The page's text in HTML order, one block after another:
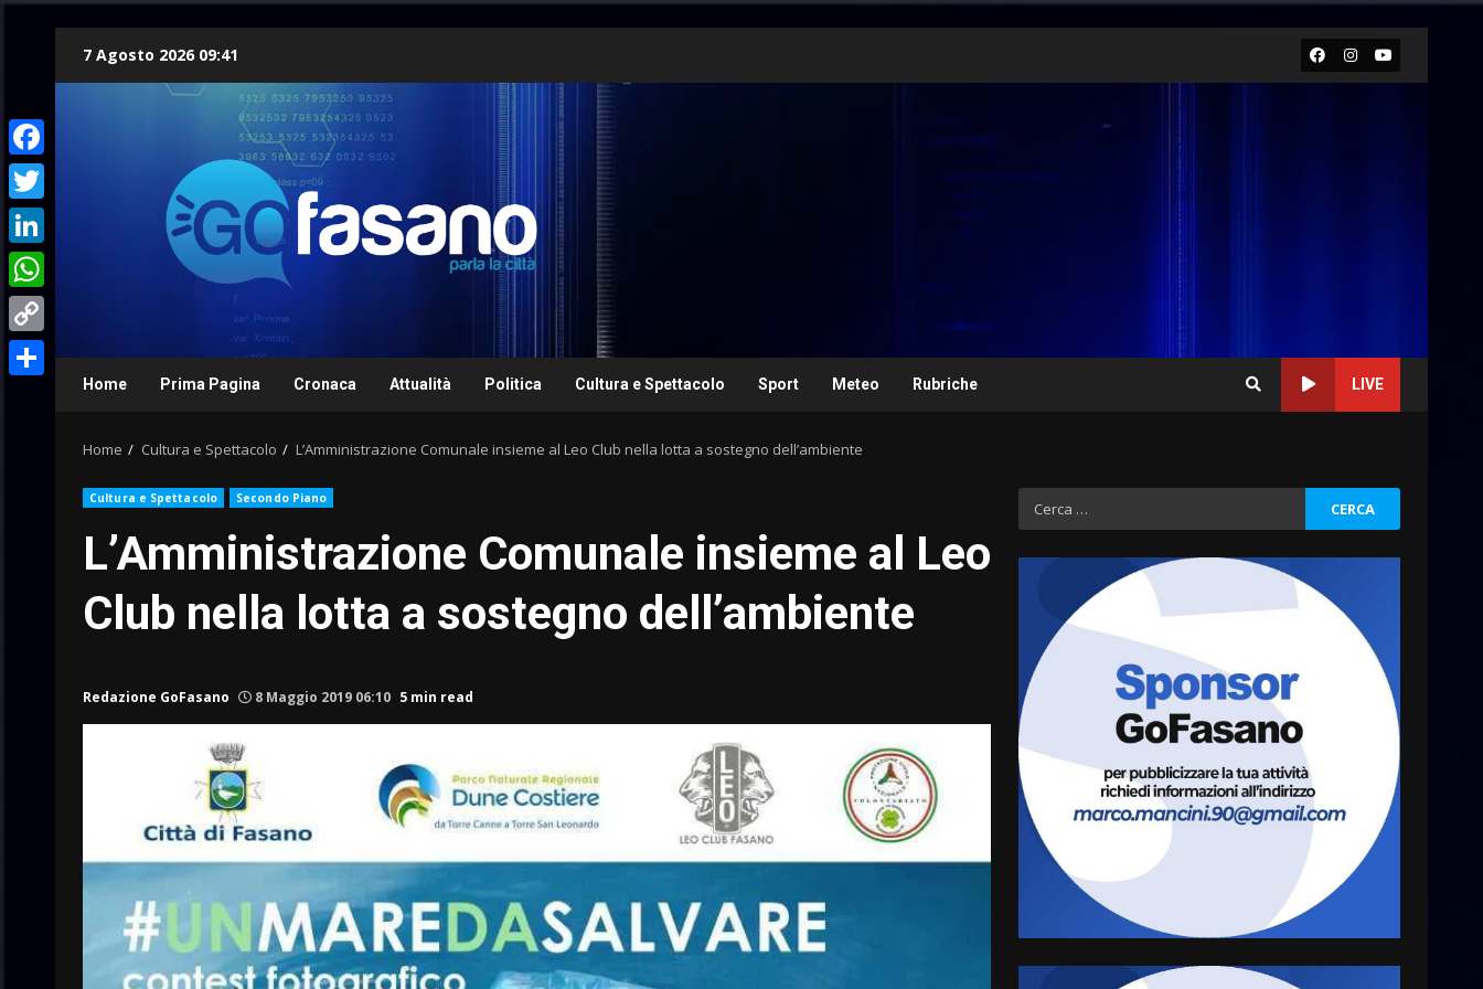
7 Agosto 2026 09:41 Facebook
Instagram
Youtube
Home Prima Pagina Cronaca Attualità Politica Cultura e Spettacolo Sport Meteo Rubriche LIVE
Home Cultura e Spettacolo L’Amministrazione Comunale insieme al Leo Club nella lotta a sostegno dell’ambiente
Cultura e Spettacolo Secondo Piano
L’Amministrazione Comunale insieme al Leo
Club nella lotta a sostegno dell’ambiente
Redazione GoFasano 8 Maggio 2019 06:10 5 min read
Ricerca
per:
Fasanese ferito a colpi di
arma da fuoco
6 Agosto 2026 18:13
4
Carta d’identità: continua il
piano di aperture
straordinarie del Comune di
Fasano
6 Agosto 2026 14:16
5
Grazia Neglia, coordinatrice
cittadina di Fratelli d’Italia,
pronta a tornare in Consiglio
6 Agosto 2026 08:00
Facebook
Twitter
LinkedIn
WhatsApp
Copy